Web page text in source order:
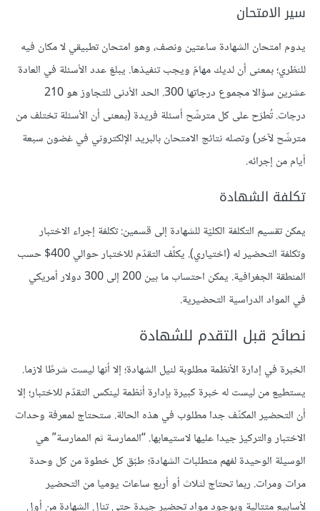
سير الامتحان
يدوم امتحان الشهادة ساعتين ونصف، وهو امتحان تطبيقي لا مكان فيه
للنظري؛ بمعنى أن لديك مهامّ ويجب تنفيذها. يبلغ عدد الأسئلة في العادة
عشرين سؤالا مجموع درجاتها 300. الحد الأدنى للتجاوز هو 210
درجات. تُطرَح على كل مترشّح أسئلة فريدة (بمعنى أن الأسئلة تختلف من
مترشّح لآخر) وتصله نتائج الامتحان بالبريد الإلكتروني في غضون سبعة
أيام من إجرائه.
تكلفة الشهادة
يمكن تقسيم التكلفة الكليّة للشهادة إلى قسمين: تكلفة إجراء الاختبار
وتكلفة التحضير له (اختياري). يكلّف التقدّم للاختبار حوالي 400$ حسب
المنطقة الجغرافية. يمكن احتساب ما بين 200 إلى 300 دولار أمريكي
في المواد الدراسية التحضيرية.
نصائح قبل التقدم للشهادة
الخبرة في إدارة الأنظمة مطلوبة لنيل الشهادة؛ إلا أنها ليست شرطًا لازما.
يستطيع من ليست له خبرة كبيرة بإدارة أنظمة لينكس التقدّم للاختبار؛ إلا
أن التحضير المكثّف جدا مطلوب في هذه الحالة. ستحتاج لمعرفة وحدات
الاختبار والتركيز جيدا عليها لاستيعابها. “الممارسة ثم الممارسة” هي
الوسيلة الوحيدة لفهم متطلبات الشهادة؛ طبّق كل خطوة من كل وحدة
مرات ومرات. ربما تحتاج لثلاث أو أربع ساعات يوميا من التحضير
لأسابيع متتالية وبوجود مواد تحضير جيدة حتى تنال الشهادة من أول